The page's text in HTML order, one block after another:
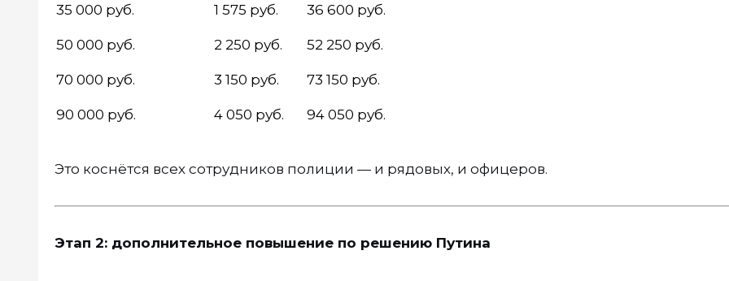
35 000 руб. 1 575 руб. 36 600 руб.
50 000 руб. 2 250 руб. 52 250 руб.
70 000 руб. 3 150 руб. 73 150 руб.
90 000 руб. 4 050 руб. 94 050 руб.
Это коснётся всех сотрудников полиции — и рядовых, и офицеров.
Этап 2: дополнительное повышение по решению Путина